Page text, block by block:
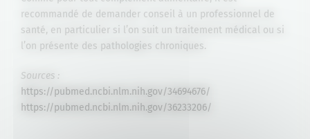
recommandé de demander conseil à un professionnel de
santé, en particulier si l’on suit un traitement médical ou si
l’on présente des pathologies chroniques.
Sources :
https://pubmed.ncbi.nlm.nih.gov/34694676/
https://pubmed.ncbi.nlm.nih.gov/36233206/